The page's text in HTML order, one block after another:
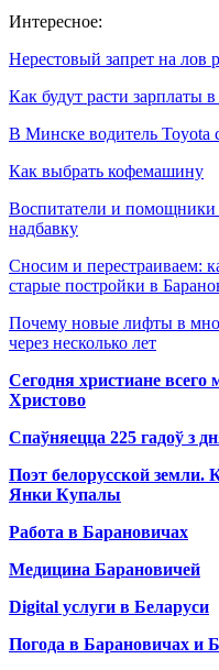
Интересное:
Нерестовый запрет на
Как будут расти зарплаты
В Минске водитель Toyota
Как выбрать кофемашину
Воспитатели и помощники
надбавку
Сносим и перестраиваем:
старые постройки в
Почему новые лифты в
через несколько лет
Сегодня христиане
Христово
Спаўняецца 225 гадоў з
Поэт белорусской земли.
Янки Купалы
Работа в Барановичах
Медицина Барановичей
Digital услуги в Беларуси
Погода в Барановичах и